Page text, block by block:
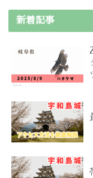
新着記事